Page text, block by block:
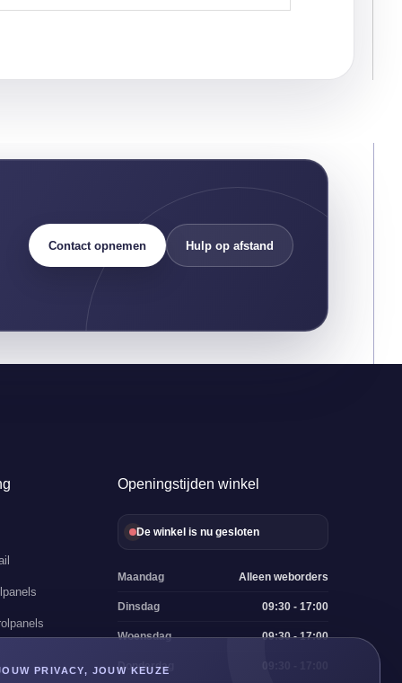
PRIVACY, JOUW KEUZE
Contact opnemen Hulp op afstand
Openingstijden winkel
De winkel is nu gesloten
Maandag Alleen weborders
Dinsdag 09:30 - 17:00
Woensdag 09:30 - 17:00
Donderdag